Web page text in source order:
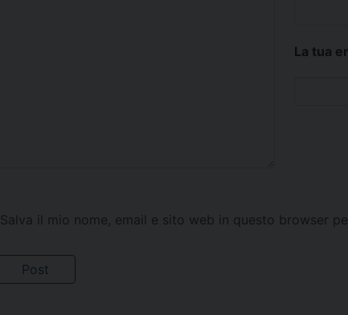
La tua
Salva il mio nome, email e sito web in questo browser